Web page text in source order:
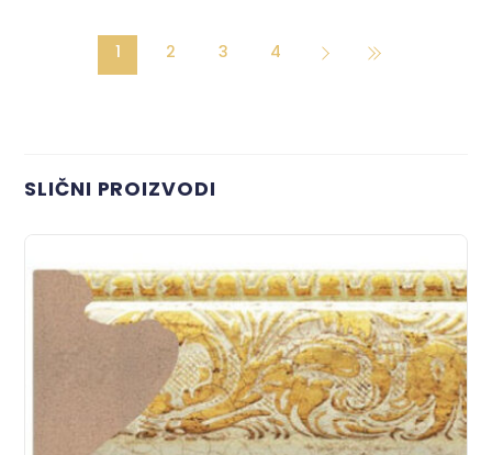
1 2 3 4
SLIČNI PROIZVODI